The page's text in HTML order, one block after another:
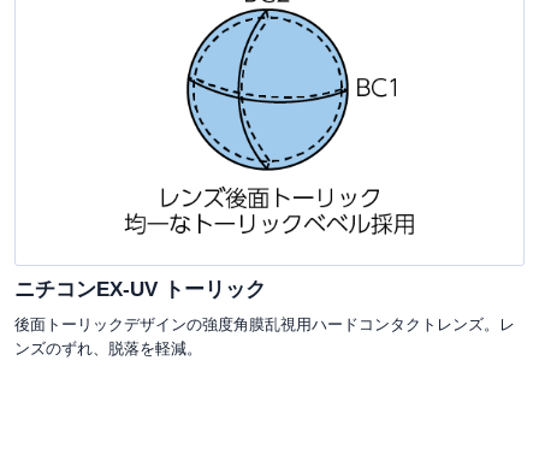
ニチコンEX-UV トーリック
後面トーリックデザインの強度角膜乱視用ハードコンタクトレンズ。レ
ンズのずれ、脱落を軽減。